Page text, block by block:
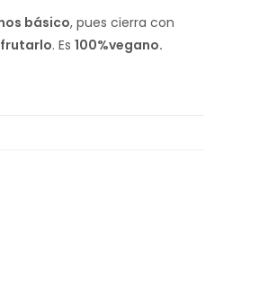
básico, pues cierra con
. Es 100%vegano.